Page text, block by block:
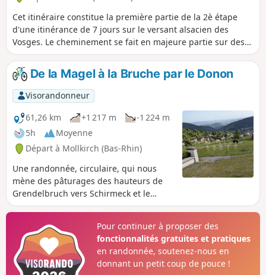
Cet itinéraire constitue la première partie de la 2è étape
d'une itinérance de 7 jours sur le versant alsacien des
Vosges. Le cheminement se fait en majeure partie sur des
routes forestières en bon état. Le balisage, excellent, est
constitué de plaquettes sur lesquelles figurent un logo VTT
Orange ou Rouge accompagné de la mention TMV
(Traversée du Massif Vosgien). N.B. La première partie de ce
parcours (du départ au point (7)) se fait sur route
goudronnée.
De la Magel à la Bruche par le Donon
Visorandonneur
61,26 km
+1 217 m
-1 224 m
5h
Moyenne
Départ à Mollkirch (Bas-Rhin)
Une randonnée, circulaire, qui nous
mène des pâturages des hauteurs de
Grendelbruch vers Schirmeck et le
Donon, avec un retour par la vallée de la
route, les routes forestières, les
chemins forestiers et les itinéraires
cyclables.
Pour continuer à proposer des
fonctionnalités gratuites et pratiques
en randonnée, soutenez-nous en
donnant un petit coup de pouce !